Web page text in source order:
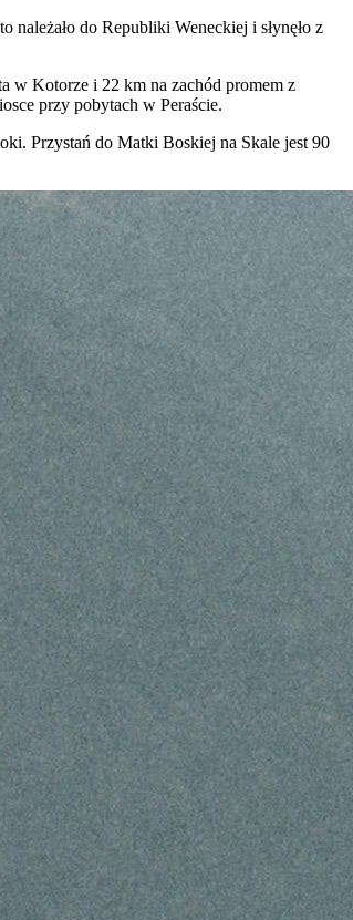
do Republiki Weneckiej i słynęło z
w Kotorze i 22 km na zachód promem z
przy pobytach w Peraście.
Przystań do Matki Boskiej na Skale jest 90